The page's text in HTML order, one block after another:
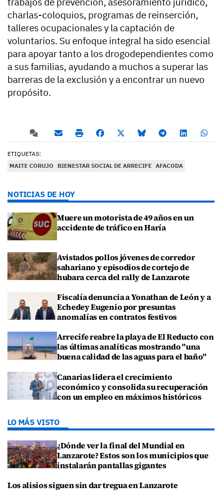
charlas-coloquios, programas de reinserción,
talleres ocupacionales y la captación de
voluntarios. Su enfoque integral ha sido esencial
para apoyar tanto a los drogodependientes como
a sus familias, ayudando a muchos a superar las
barreras de la exclusión y a encontrar un nuevo
propósito.
ETIQUETAS:
MAITE CORUJO
BIENESTAR SOCIAL DE ARRECIFE AFACODA
NOTICIAS DE HOY
Muere un motorista de 49 años en un
accidente de tráfico en Haría
Avistados pollos jóvenes de corredor
sahariano y episodios de cortejo de
hubara cerca del rally de Lanzarote
Fiscalía denuncia a Yonathan de León y a
Echedey Eugenio por presuntas
anomalías en contratos festivos
Arrecife reabre la playa de El Reducto con
las últimas analíticas mostrando "una
buena calidad de las aguas para el baño"
Canarias lidera el crecimiento
económico y consolida su recuperación
con un empleo en máximos históricos
LO MÁS VISTO
¿Dónde ver la final del Mundial en
Lanzarote? Estos son los municipios que
instalarán pantallas gigantes
Los alisios siguen sin dar tregua en Lanzarote